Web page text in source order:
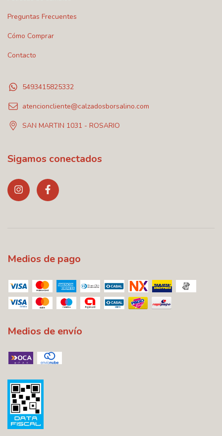
Preguntas Frecuentes
Cómo Comprar
Contacto
5493415825332
atencioncliente@calzadosborsalino.com
SAN MARTIN 1031 - ROSARIO
Sigamos conectados
Medios de pago
Medios de envío